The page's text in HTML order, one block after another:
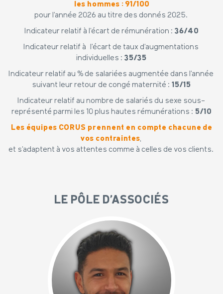
les hommes : 91/100
pour l’année 2026 au titre des donnés 2025.
Indicateur relatif à l’écart de rémunération : 36/40
Indicateur relatif à l’écart de taux d’augmentations
individuelles : 35/35
Indicateur relatif au % de salariées augmentée dans l’année
suivant leur retour de congé maternité : 15/15
Indicateur relatif au nombre de salariés du sexe sous-
représenté parmi les 10 plus hautes rémunérations : 5/10
Les équipes CORUS prennent en compte chacune de
vos contraintes,
et s’adaptent à vos attentes comme à celles de vos clients.
LE PÔLE D'ASSOCIÉS